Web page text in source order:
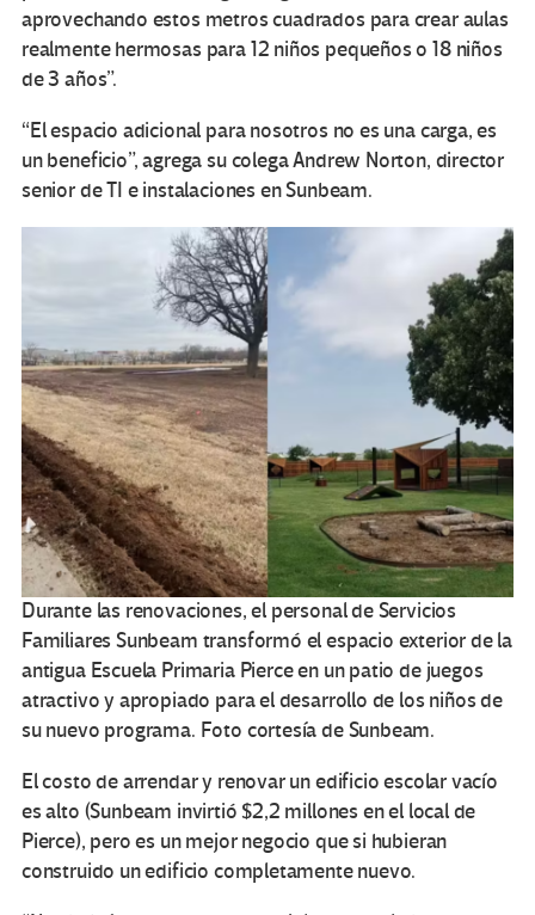
aprovechando estos metros cuadrados para crear aulas
realmente hermosas para 12 niños pequeños o 18 niños
de 3 años”.
“El espacio adicional para nosotros no es una carga, es
un beneficio”, agrega su colega Andrew Norton, director
senior de TI e instalaciones en Sunbeam.
Durante las renovaciones, el personal de Servicios
Familiares Sunbeam transformó el espacio exterior de la
antigua Escuela Primaria Pierce en un patio de juegos
atractivo y apropiado para el desarrollo de los niños de
su nuevo programa. Foto cortesía de Sunbeam.
El costo de arrendar y renovar un edificio escolar vacío
es alto (Sunbeam invirtió $2,2 millones en el local de
Pierce), pero es un mejor negocio que si hubieran
construido un edificio completamente nuevo.